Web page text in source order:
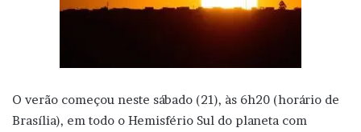
O verão começou neste sábado (21), às 6h20 (horário de
Brasília), em todo o Hemisfério Sul do planeta com